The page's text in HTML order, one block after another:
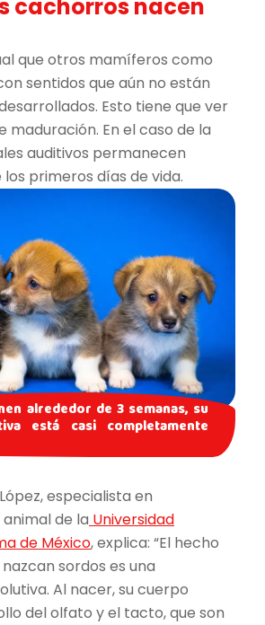
cachorros nacen
que otros mamíferos como
sentidos que aún no están
Esto tiene que ver
maduración. En el caso de la
auditivos permanecen
primeros días de vida.
alrededor de 3 semanas, su
está casi completamente
especialista en
de la Universidad
de México, explica: “El hecho
sordos es una
Al nacer, su cuerpo
del olfato y el tacto, que son